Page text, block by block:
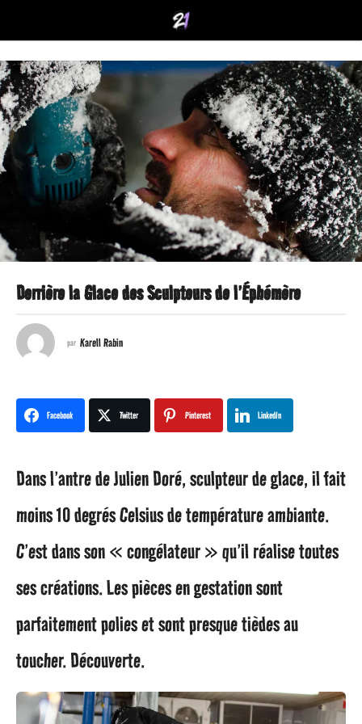
9
a
s
g
o
9
a
n
s
a
Derrière la Glace des Sculpteurs de l’Éphémère
par Karell Rabin
Facebook Twitter Pinterest LinkedIn
Dans l’antre de Julien Doré, sculpteur de glace, il fait
moins 10 degrés Celsius de température ambiante.
C’est dans son « congélateur » qu’il réalise toutes
ses créations. Les pièces en gestation sont
parfaitement polies et sont presque tièdes au
toucher. Découverte.